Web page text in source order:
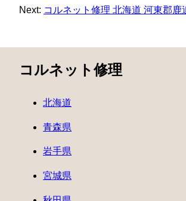
Next: コルネット修理 北海道 河東郡鹿
コルネット修理
北海道
青森県
岩手県
宮城県